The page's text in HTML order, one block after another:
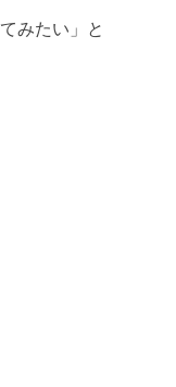
みたい」と